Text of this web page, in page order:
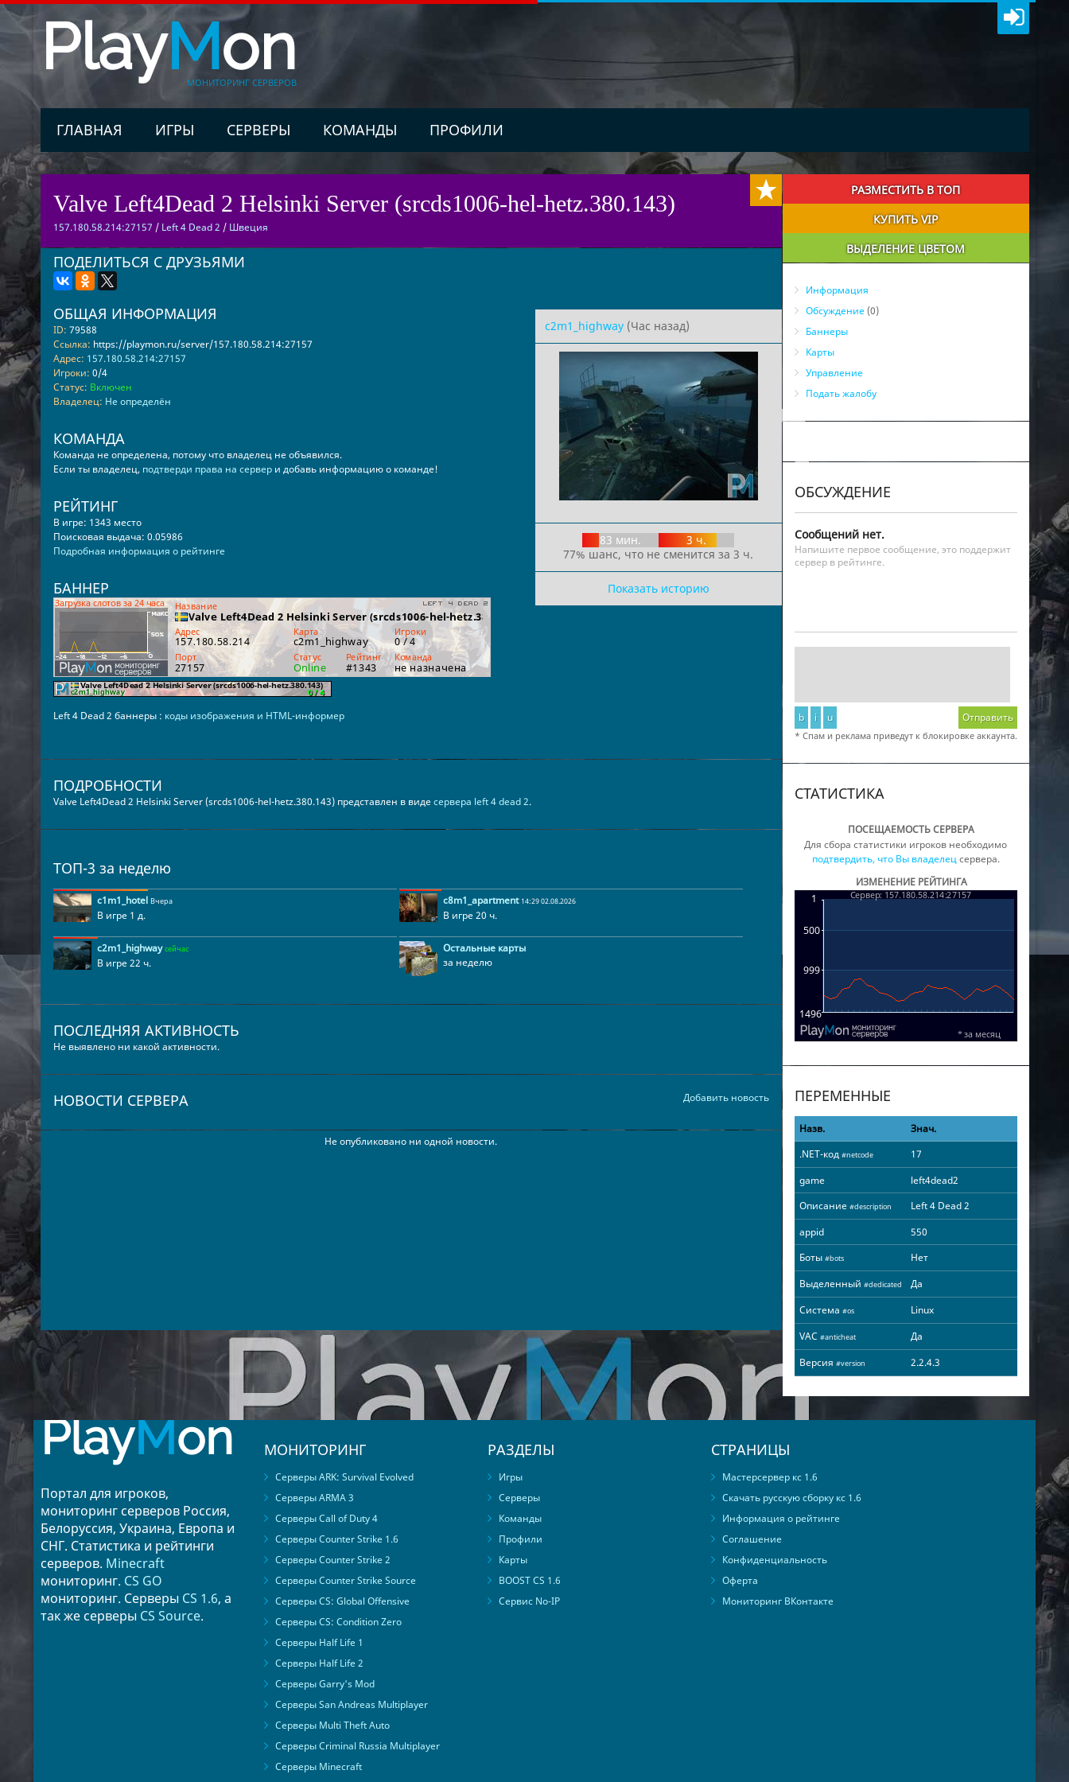
PlayMon
МОНИТОРИНГ СЕРВЕРОВ
ГЛАВНАЯ ИГРЫ СЕРВЕРЫ КОМАНДЫ ПРОФИЛИ
Valve Left4Dead 2 Helsinki Server (srcds1006-hel-hetz.380.143)
157.180.58.214:27157 / Left 4 Dead 2 / Швеция
ПОДЕЛИТЬСЯ С ДРУЗЬЯМИ
c2m1_highway(Час назад)
83 мин.
3 ч.
77% шанс, что не сменится за 3 ч.
Показать историю
ОБЩАЯ ИНФОРМАЦИЯ
ID: 79588
Ссылка: https://playmon.ru/server/157.180.58.214:27157
Адрес: 157.180.58.214:27157
Игроки: 0/4
Статус: Включен
Владелец: Не определён
КОМАНДА
Команда не определена, потому что владелец не объявился.
Если ты владелец, подтверди права на сервери добавь информацию о команде!
РЕЙТИНГ
В игре: 1343 место
Поисковая выдача: 0.05986
Подробная информация о рейтинге
БАННЕР
Left 4 Dead 2 баннеры : коды изображения и HTML-информер
ПОДРОБНОСТИ
Valve Left4Dead 2 Helsinki Server (srcds1006-hel-hetz.380.143) представлен в видесервера left 4 dead 2.
ТОП-3 за неделю
c1m1_hotel Вчера
В игре 1 д.
c8m1_apartment 14:29 02.08.2026
В игре 20 ч.
c2m1_highway сейчас
В игре 22 ч.
Остальные карты
за неделю
ПОСЛЕДНЯЯ АКТИВНОСТЬ
Не выявлено ни какой активности.
Добавить новость
НОВОСТИ СЕРВЕРА
Не опубликовано ни одной новости.
РАЗМЕСТИТЬ В ТОП
КУПИТЬ VIP
ВЫДЕЛЕНИЕ ЦВЕТОМ
Информация
Обсуждение(0)
Баннеры
Карты
Управление
Подать жалобу
ОБСУЖДЕНИЕ
Сообщений нет.
Напишите первое сообщение, это поддержит
сервер в рейтинге.
b i u Отправить
* Спам и реклама приведут к блокировке аккаунта.
СТАТИСТИКА
ПОСЕЩАЕМОСТЬ СЕРВЕРА
Для сбора статистики игроков необходимо
подтвердить, что Вы владелецсервера.
ИЗМЕНЕНИЕ РЕЙТИНГА
ПЕРЕМЕННЫЕ
Назв.
Знач.
.NET-код #netcode
17
game
left4dead2
Описание #description
Left 4 Dead 2
appid
550
Боты #bots
Нет
Выделенный #dedicated
Да
Система #os
Linux
VAC #anticheat
Да
Версия #version 2.2.4.3
PlayMon
Портал для игроков,
мониторинг серверов Россия,
Белоруссия, Украина, Европа и
СНГ. Статистика и рейтинги
серверов. Minecraft
мониторинг. CS GO
мониторинг. Серверы CS 1.6, а
так же серверы CS Source.
МОНИТОРИНГ
Серверы ARK: Survival Evolved
Серверы ARMA 3
Серверы Call of Duty 4
Серверы Counter Strike 1.6
Серверы Counter Strike 2
Серверы Counter Strike Source
Серверы CS: Global Offensive
Серверы CS: Condition Zero
Серверы Half Life 1
Серверы Half Life 2
Серверы Garry's Mod
Серверы San Andreas Multiplayer
Серверы Multi Theft Auto
Серверы Criminal Russia Multiplayer
Серверы Minecraft
РАЗДЕЛЫ
Игры
Серверы
Команды
Профили
Карты
BOOST CS 1.6
Сервис No-IP
СТРАНИЦЫ
Мастерсервер кс 1.6
Скачать русскую сборку кс 1.6
Информация о рейтинге
Соглашение
Конфиденциальность
Оферта
Мониторинг ВКонтакте